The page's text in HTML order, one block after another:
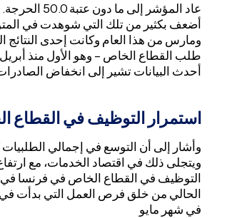
عاد
ومارس من هذا العام وكانت إحدى النتائج
أحدث البيانات تشير إلى انخفاض
استمرار التوظيف في القطاع
وأشار إلى أن التوسع في إجمالي
ويتجلى ذلك في اقتصاد الخدمات، مع
التوظيف في القطاع الخاص في فرنسا في
الحالي من خلق فرص العمل التي بدأت
في شهر مايو